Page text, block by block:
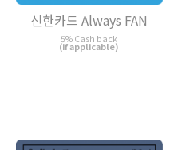
신한카드 Always FAN
5% Cash back
(if applicable)